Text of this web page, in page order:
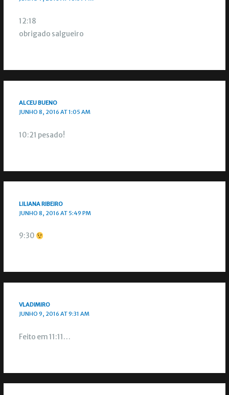
12:18
obrigado salgueiro
ALCEU BUENO
JUNHO 8, 2016 AT 1:05 AM
10:21 pesado!
LILIANA RIBEIRO
JUNHO 8, 2016 AT 5:49 PM
9:30
VLADIMIRO
JUNHO 9, 2016 AT 9:31 AM
Feito em 11:11…